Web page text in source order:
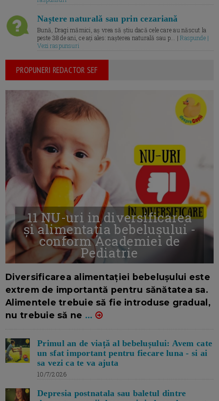
Naștere naturală sau prin cezariană
Bună, Dragi mămici, aș vrea să știu dacă cele care au născut la
peste 38 de ani, ce ați ales: nașterea naturală sau p... |Raspunde |
Vezi raspunsuri
PROPUNERI REDACTOR SEF
11 NU-uri in diversificarea
și alimentația bebelușului -
conform Academiei de
Pediatrie
Diversificarea alimentației bebelușului este
extrem de importantă pentru sănătatea sa.
Alimentele trebuie să fie introduse gradual,
nu trebuie să ne ...
Primul an de viață al bebelușului: Avem cate
un sfat important pentru fiecare luna - si ai
sa vezi ca te va ajuta
10/7/2026
Depresia postnatala sau baletul dintre